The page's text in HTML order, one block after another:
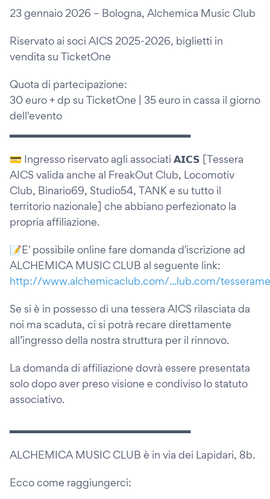
23 gennaio 2026 – Bologna, Alchemica Music Club
Riservato ai soci AICS 2025-2026, biglietti in
vendita su TicketOne
Quota di partecipazione:
30 euro + dp su TicketOne | 35 euro in cassa il giorno
dell'evento
💳 Ingresso riservato agli associati 𝗔𝗜𝗖𝗦 [Tessera
AICS valida anche al FreakOut Club, Locomotiv
Club, Binario69, Studio54, TANK e su tutto il
territorio nazionale] che abbiano perfezionato la
propria affiliazione.
📝E' possibile online fare domanda d'iscrizione ad
ALCHEMICA MUSIC CLUB al seguente link:
http://www.alchemicaclub.com/...lub.com/
Se si è in possesso di una tessera AICS rilasciata da
noi ma scaduta, ci si potrà recare direttamente
all’ingresso della nostra struttura per il rinnovo.
La domanda di affiliazione dovrà essere presentata
solo dopo aver preso visione e condiviso lo statuto
associativo.
ALCHEMICA MUSIC CLUB è in via dei Lapidari, 8b.
Ecco come raggiungerci: